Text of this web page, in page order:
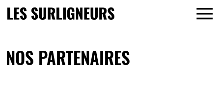
NOS PARTENAIRES